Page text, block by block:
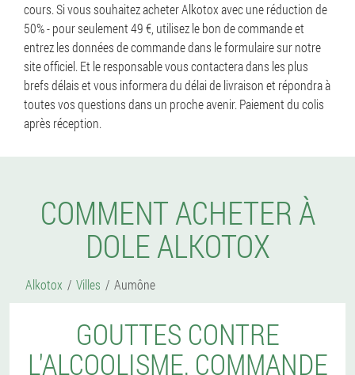
cours. Si vous souhaitez acheter Alkotox avec une réduction de
50% - pour seulement 49 €, utilisez le bon de commande et
entrez les données de commande dans le formulaire sur notre
site officiel. Et le responsable vous contactera dans les plus
brefs délais et vous informera du délai de livraison et répondra à
toutes vos questions dans un proche avenir. Paiement du colis
après réception.
COMMENT ACHETER À
DOLE ALKOTOX
Alkotox Villes Aumône
GOUTTES CONTRE
L'ALCOOLISME, COMMANDE